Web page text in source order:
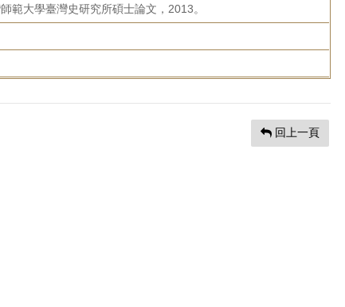
範大學臺灣史研究所碩士論文，2013。
回上一頁